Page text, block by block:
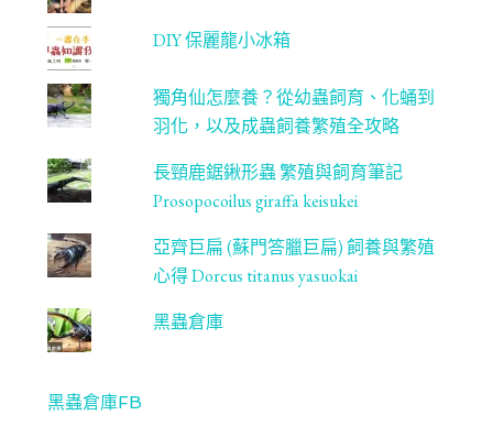
DIY 保麗龍小冰箱
獨角仙怎麼養？從幼蟲飼育、化蛹到
羽化，以及成蟲飼養繁殖全攻略
長頸鹿鋸鍬形蟲 繁殖與飼育筆記
Prosopocoilus giraffa keisukei
亞齊巨扁 (蘇門答臘巨扁) 飼養與繁殖
心得 Dorcus titanus yasuokai
黑蟲倉庫
黑蟲倉庫FB